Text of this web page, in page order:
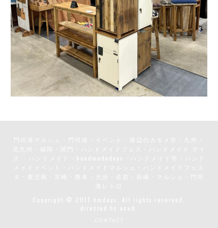
門司港マルシェ・門司港・イベント・海辺のカモメ市・九州・
ズ ・ハンドメイド・handmadedays・ハンドメイド市・ハンド
タ・鹿児島・宮崎・熊本・大分・佐賀・長崎・マルシェ・門司
Copyright © 2017 hmdays. All rights reserved.
directed by acud.
CONTACT